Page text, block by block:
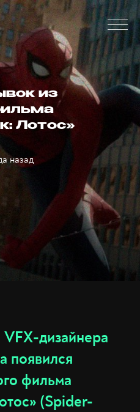
из
Лотос»
назад
дизайнера
появился
фильма
(Spider-